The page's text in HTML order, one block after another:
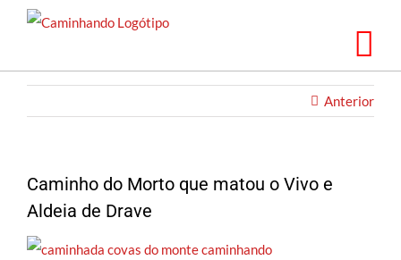
Saltar
Anterior
Caminho do Morto que matou o Vivo e
Aldeia de Drave